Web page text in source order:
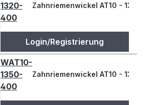
1320-
400
Zahnriemenwickel AT10 - 1320
Login/Registrierung
WAT10-
1350-
400
Zahnriemenwickel AT10 - 1350